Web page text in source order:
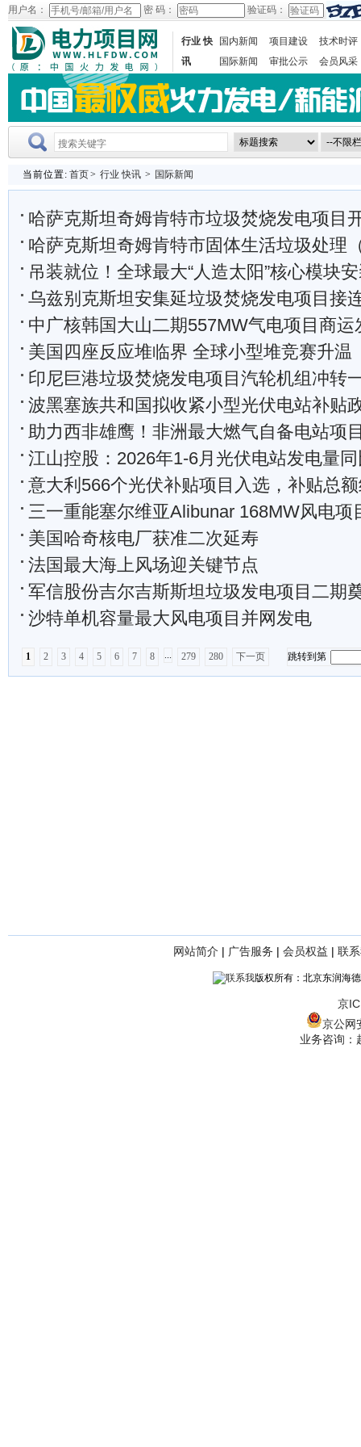
用户名： 密 码： 验证码：
行业 快
讯
国内新闻 项目建设
技术时评
国际新闻
审批公示 会员风采
当前位置: 首页> 行业 快讯 > 国际新闻
哈萨克斯坦奇姆肯特市垃圾焚烧发电项目
哈萨克斯坦奇姆肯特市固体生活垃圾处理（焚烧发电）
吊装就位！全球最大“人造太阳”核心模块安装进度
乌兹别克斯坦安集延垃圾焚烧发电项目接连完成
中广核韩国大山二期557MW气电项目商运
美国四座反应堆临界 全球小型堆竞赛升温
印尼巨港垃圾焚烧发电项目汽轮机组冲转
波黑塞族共和国拟收紧小型光伏电站补贴
助力西非雄鹰！非洲最大燃气自备电站项目3
江山控股：2026年1-6月光伏电站发电量同比
意大利566个光伏补贴项目入选，补贴总额约
三一重能塞尔维亚Alibunar 168MW风电项
美国哈奇核电厂获准二次延寿
法国最大海上风场迎关键节点
军信股份吉尔吉斯斯坦垃圾发电项目二期
沙特单机容量最大风电项目并网发电
1 2 3 4 5 6 7 8 ... 279 280 下一页 跳转到第
网站简介 | 广告服务 | 会员权益 | 联
版权所有：北京东润海
京
京公网
业务咨询：